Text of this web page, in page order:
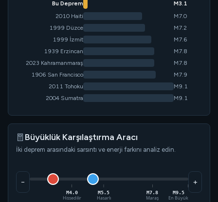
Bu Deprem
M3.1
2010 Haiti
M7.0
1999 Düzce
M7.2
1999 İzmit
M7.6
1939 Erzincan
M7.8
2023 Kahramanmaraş
M7.8
1906 San Francisco
M7.9
2011 Tohoku
M9.1
2004 Sumatra
M9.1
Büyüklük Karşılaştırma Aracı
İki deprem arasındaki sarsıntı ve enerji farkını analiz edin.
−
M4.0
Hissedilir
M5.5
Hasarlı
M7.8
Maraş
M9.5
En Büyük
+